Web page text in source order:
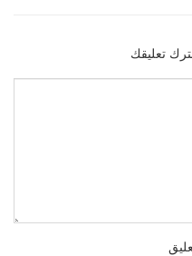
تعليقك